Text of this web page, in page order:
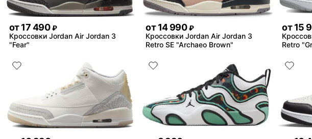
от17 490 ₽
Кроссовки Jordan Air Jordan 3
"Fear"
от 14 990 ₽
Кроссовки Jordan Air Jordan 3
Retro SE "Archaeo Brown"
от 15
Retro